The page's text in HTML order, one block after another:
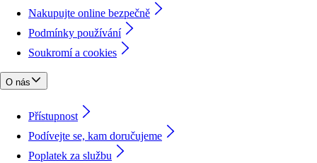
Nakupujte online bezpečně
Podmínky používání
Soukromí a cookies
O nás
Přístupnost
Podívejte se, kam doručujeme
Poplatek za službu